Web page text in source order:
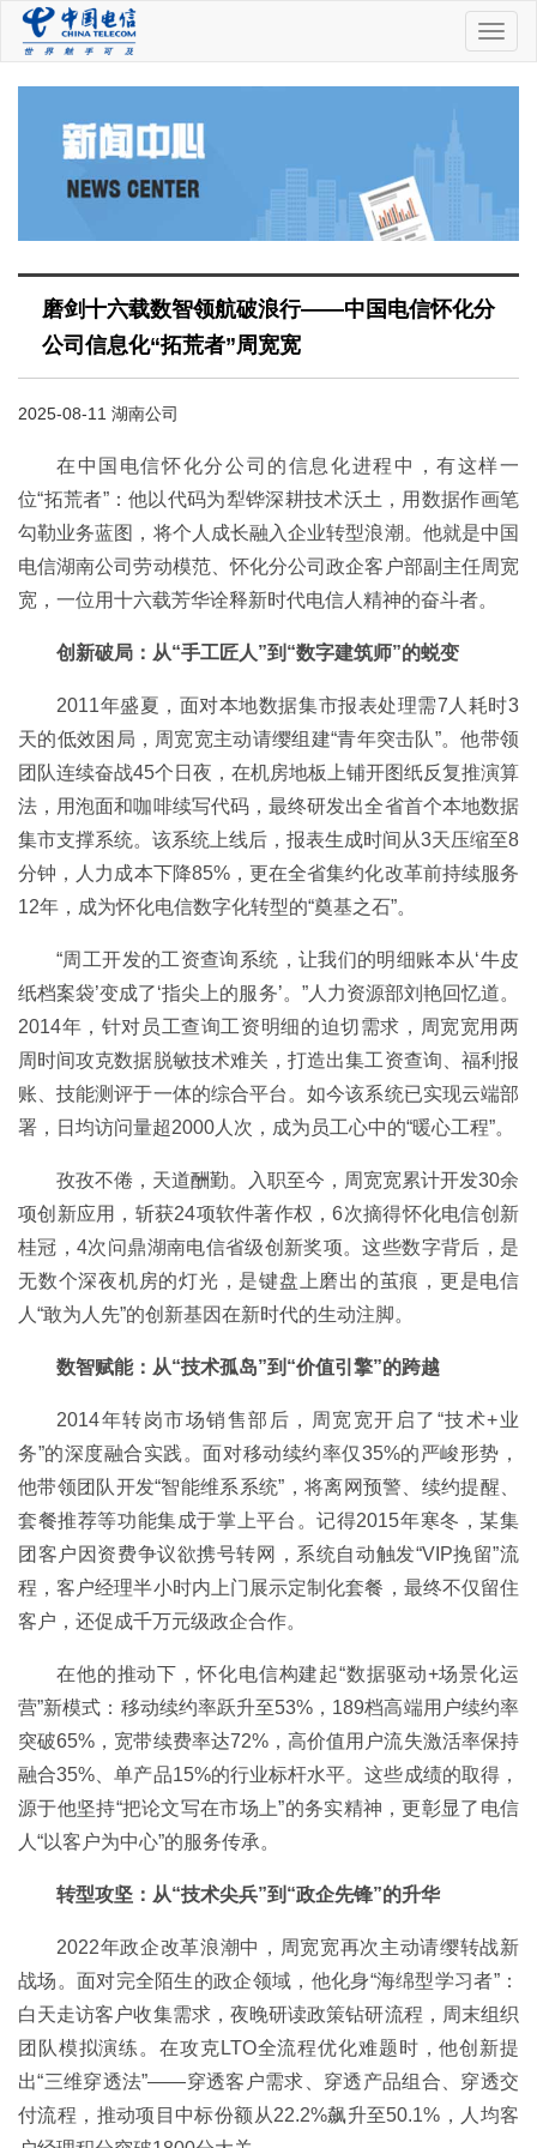
中
国
磨剑十六载数智领航破浪行——中国电信怀化分
公司信息化“拓荒者”周宽宽
2025-08-11 湖南公司
在中国电信怀化分公司的信息化进程中，有这样一
位“拓荒者”：他以代码为犁铧深耕技术沃土，用数据作画笔
勾勒业务蓝图，将个人成长融入企业转型浪潮。他就是中国
电信湖南公司劳动模范、怀化分公司政企客户部副主任周宽
宽，一位用十六载芳华诠释新时代电信人精神的奋斗者。
创新破局：从“手工匠人”到“数字建筑师”的蜕变
2011年盛夏，面对本地数据集市报表处理需7人耗时3
天的低效困局，周宽宽主动请缨组建“青年突击队”。他带领
团队连续奋战45个日夜，在机房地板上铺开图纸反复推演算
法，用泡面和咖啡续写代码，最终研发出全省首个本地数据
集市支撑系统。该系统上线后，报表生成时间从3天压缩至8
分钟，人力成本下降85%，更在全省集约化改革前持续服务
12年，成为怀化电信数字化转型的“奠基之石”。
“周工开发的工资查询系统，让我们的明细账本从‘牛皮
纸档案袋’变成了‘指尖上的服务’。”人力资源部刘艳回忆道。
2014年，针对员工查询工资明细的迫切需求，周宽宽用两
周时间攻克数据脱敏技术难关，打造出集工资查询、福利报
账、技能测评于一体的综合平台。如今该系统已实现云端部
署，日均访问量超2000人次，成为员工心中的“暖心工程”。
孜孜不倦，天道酬勤。入职至今，周宽宽累计开发30余
项创新应用，斩获24项软件著作权，6次摘得怀化电信创新
桂冠，4次问鼎湖南电信省级创新奖项。这些数字背后，是
无数个深夜机房的灯光，是键盘上磨出的茧痕，更是电信
人“敢为人先”的创新基因在新时代的生动注脚。
数智赋能：从“技术孤岛”到“价值引擎”的跨越
2014年转岗市场销售部后，周宽宽开启了“技术+业
务”的深度融合实践。面对移动续约率仅35%的严峻形势，
他带领团队开发“智能维系系统”，将离网预警、续约提醒、
套餐推荐等功能集成于掌上平台。记得2015年寒冬，某集
团客户因资费争议欲携号转网，系统自动触发“VIP挽留”流
程，客户经理半小时内上门展示定制化套餐，最终不仅留住
客户，还促成千万元级政企合作。
在他的推动下，怀化电信构建起“数据驱动+场景化运
营”新模式：移动续约率跃升至53%，189档高端用户续约率
突破65%，宽带续费率达72%，高价值用户流失激活率保持
融合35%、单产品15%的行业标杆水平。这些成绩的取得，
源于他坚持“把论文写在市场上”的务实精神，更彰显了电信
人“以客户为中心”的服务传承。
转型攻坚：从“技术尖兵”到“政企先锋”的升华
2022年政企改革浪潮中，周宽宽再次主动请缨转战新
战场。面对完全陌生的政企领域，他化身“海绵型学习者”：
白天走访客户收集需求，夜晚研读政策钻研流程，周末组织
团队模拟演练。在攻克LTO全流程优化难题时，他创新提
出“三维穿透法”——穿透客户需求、穿透产品组合、穿透交
付流程，推动项目中标份额从22.2%飙升至50.1%，人均客